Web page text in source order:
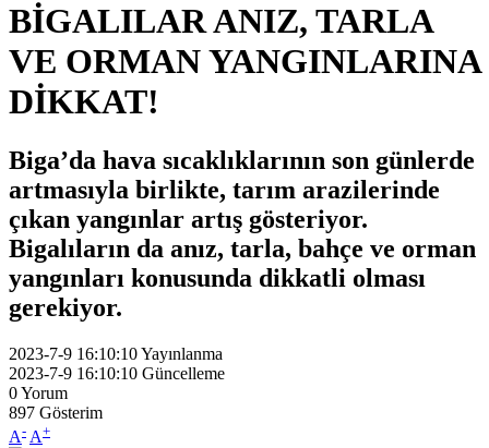
BİGALILAR ANIZ, TARLA
VE ORMAN YANGINLARINA
DİKKAT!
Biga’da hava sıcaklıklarının son günlerde
artmasıyla birlikte, tarım arazilerinde
çıkan yangınlar artış gösteriyor.
Bigalıların da anız, tarla, bahçe ve orman
yangınları konusunda dikkatli olması
gerekiyor.
2023-7-9 16:10:10Yayınlanma
2023-7-9 16:10:10 Güncelleme
0Yorum
897 Gösterim
A- A+